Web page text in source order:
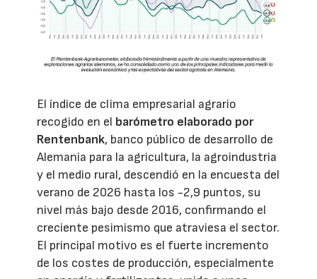
El índice de clima empresarial agrario
recogido en el barómetro elaborado por
Rentenbank, banco público de desarrollo de
Alemania para la agricultura, la agroindustria
y el medio rural, descendió en la encuesta del
verano de 2026 hasta los -2,9 puntos, su
nivel más bajo desde 2016, confirmando el
creciente pesimismo que atraviesa el sector.
El principal motivo es el fuerte incremento
de los costes de producción, especialmente